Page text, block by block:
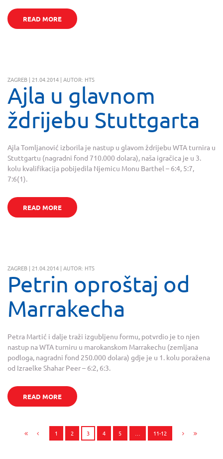
READ MORE
ZAGREB | 21.04.2014 | AUTOR: HTS
Ajla u glavnom
ždrijebu Stuttgarta
Ajla Tomljanović izborila je nastup u glavom ždrijebu WTA turnira u
Stuttgartu (nagradni fond 710.000 dolara), naša igračica je u 3.
kolu kvalifikacija pobijedila Njemicu Monu Barthel – 6:4, 5:7,
7:6(1).
READ MORE
ZAGREB | 21.04.2014 | AUTOR: HTS
Petrin oproštaj od
Marrakecha
Petra Martić i dalje traži izgubljenu formu, potvrdio je to njen
nastup na WTA turniru u marokanskom Marrakechu (zemljana
podloga, nagradni fond 250.000 dolara) gdje je u 1. kolu poražena
od Izraelke Shahar Peer – 6:2, 6:3.
READ MORE
1 2 3 4 5 11-12